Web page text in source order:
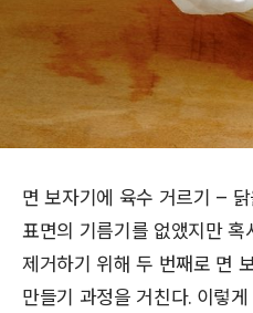
면 보자기에 육수 거르기 –
표면의 기름기를 없앴지만
제거하기 위해 두 번째로 면
만들기 과정을 거친다. 이렇